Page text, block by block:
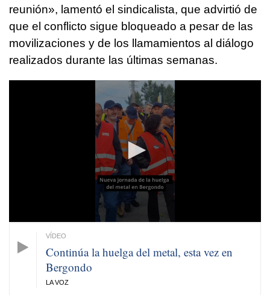
reunión», lamentó el sindicalista, que advirtió de
que el conflicto sigue bloqueado a pesar de las
movilizaciones y de los llamamientos al diálogo
realizados durante las últimas semanas.
Continúa la huelga del metal, esta vez en
Bergondo
LA VOZ